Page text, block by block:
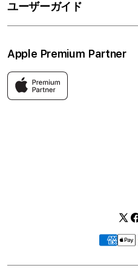
利用規約
返品・交換
ユーザーガイド
お問い合わせ
FAQ
Apple Premium Partner
Apple製品はもちろん、関連ア
ます。
支
払